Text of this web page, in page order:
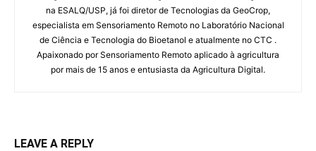
na ESALQ/USP, já foi diretor de Tecnologias da GeoCrop,
especialista em Sensoriamento Remoto no Laboratório Nacional
de Ciência e Tecnologia do Bioetanol e atualmente no CTC .
Apaixonado por Sensoriamento Remoto aplicado à agricultura
por mais de 15 anos e entusiasta da Agricultura Digital.
LEAVE A REPLY